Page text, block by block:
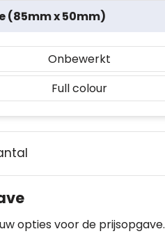
(85mm x 50mm)
Onbewerkt
Full colour
opties voor de prijsopgave.